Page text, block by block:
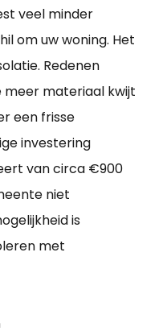
veel minder
om uw woning. Het
Redenen
meer materiaal kwijt
een frisse
investering
van circa €900
niet
is
met